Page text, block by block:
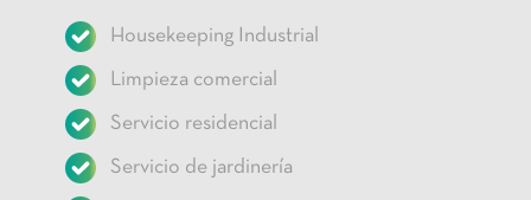
Housekeeping Industrial
Limpieza comercial
Servicio residencial
Servicio de jardinería